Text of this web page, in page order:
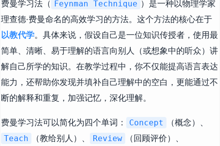
费曼学习法（ Feynman Technique ）是一种以物理学家
理查德·费曼命名的高效学习的方法。这个方法的核心在于
以教代学。具体来说，假设自己是一位知识传授者，使用最
简单、清晰、易于理解的语言向别人（或想象中的听众）讲
解自己所学的知识。在教学过程中，你不仅能提高语言表达
能力，还帮助你发现并填补自己理解中的空白，更能通过不
断的解释和重复，加强记忆，深化理解。
费曼学习法可以简化为四个单词： Concept （概念）、
Teach （教给别人）、 Review （回顾评价）、